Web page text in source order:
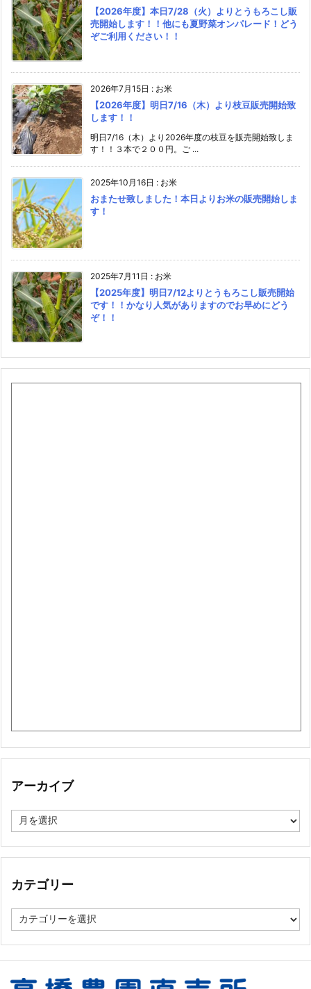
【2026年度】本日7/28（火）よりとうもろこし販
売開始します！！他にも夏野菜オンパレード！どう
ぞご利用ください！！
2026年7月15日 : お米
【2026年度】明日7/16（木）より枝豆販売開始致
します！！
明日7/16（木）より2026年度の枝豆を販売開始致しま
す！！３本で２００円。ご ...
2025年10月16日 : お米
おまたせ致しました！本日よりお米の販売開始しま
す！
2025年7月11日 : お米
【2025年度】明日7/12よりとうもろこし販売開始
です！！かなり人気がありますのでお早めにどう
ぞ！！
アーカイブ
ー
イ
カテゴリー
テ